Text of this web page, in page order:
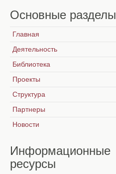
Основные разделы
Главная
Деятельность
Библиотека
Проекты
Структура
Партнеры
Новости
Информационные
ресурсы